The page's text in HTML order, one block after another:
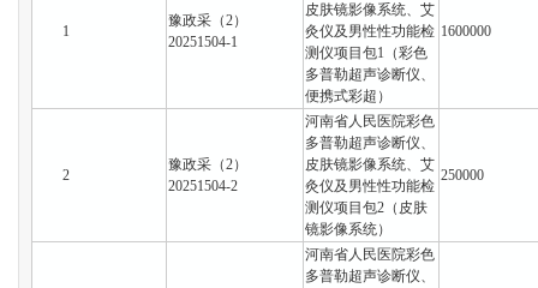
1
豫政采（2）
20251504-1
皮肤镜影像系统、艾
灸仪及男性性功能检
测仪项目包1（彩色
多普勒超声诊断仪、
便携式彩超）
1600000
2
豫政采（2）
20251504-2
河南省人民医院彩色
多普勒超声诊断仪、
皮肤镜影像系统、艾
灸仪及男性性功能检
测仪项目包2（皮肤
镜影像系统）
250000
河南省人民医院彩色
多普勒超声诊断仪、